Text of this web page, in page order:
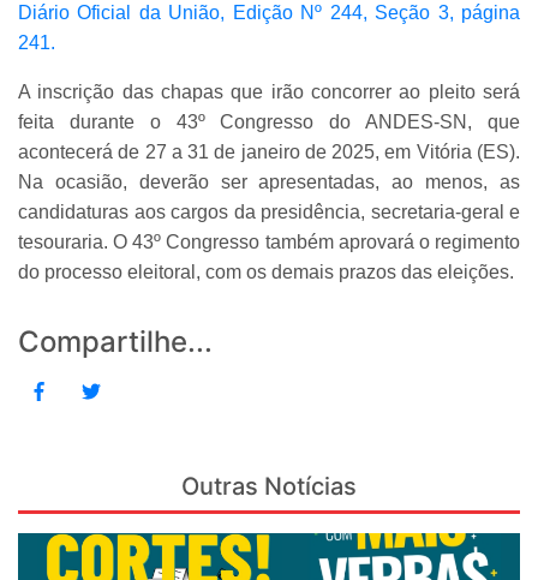
Diário Oficial da União, Edição Nº 244, Seção 3, página
241.
A inscrição das chapas que irão concorrer ao pleito será
feita durante o 43º Congresso do ANDES-SN, que
acontecerá de 27 a 31 de janeiro de 2025, em Vitória (ES).
Na ocasião, deverão ser apresentadas, ao menos, as
candidaturas aos cargos da presidência, secretaria-geral e
tesouraria. O 43º Congresso também aprovará o regimento
do processo eleitoral, com os demais prazos das eleições.
Compartilhe...
Outras Notícias